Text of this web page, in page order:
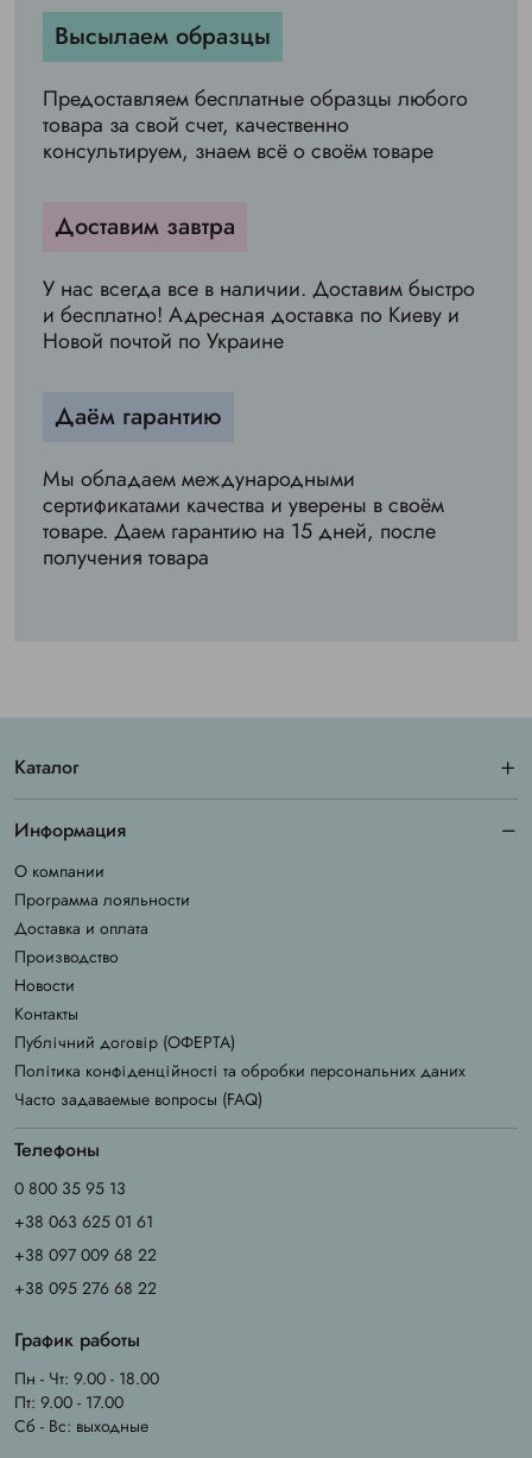
Высылаем образцы
Предоставляем бесплатные образцы любого
товара за свой счет, качественно
консультируем, знаем всё о своём товаре
Доставим завтра
У нас всегда все в наличии. Доставим быстро
и бесплатно! Адресная доставка по Киеву и
Новой почтой по Украине
Даём гарантию
Мы обладаем международными
сертификатами качества и уверены в своём
товаре. Даем гарантию на 15 дней, после
получения товара
Каталог
Информация
О компании
Программа лояльности
Доставка и оплата
Производство
Новости
Контакты
Публічний договір (ОФЕРТА)
Політика конфіденційності та обробки персональних даних
Часто задаваемые вопросы (FAQ)
Телефоны
0 800 35 95 13
+38 063 625 01 61
+38 097 009 68 22
+38 095 276 68 22
График работы
Пн - Чт: 9.00 - 18.00
Пт: 9.00 - 17.00
Сб - Вс: выходные